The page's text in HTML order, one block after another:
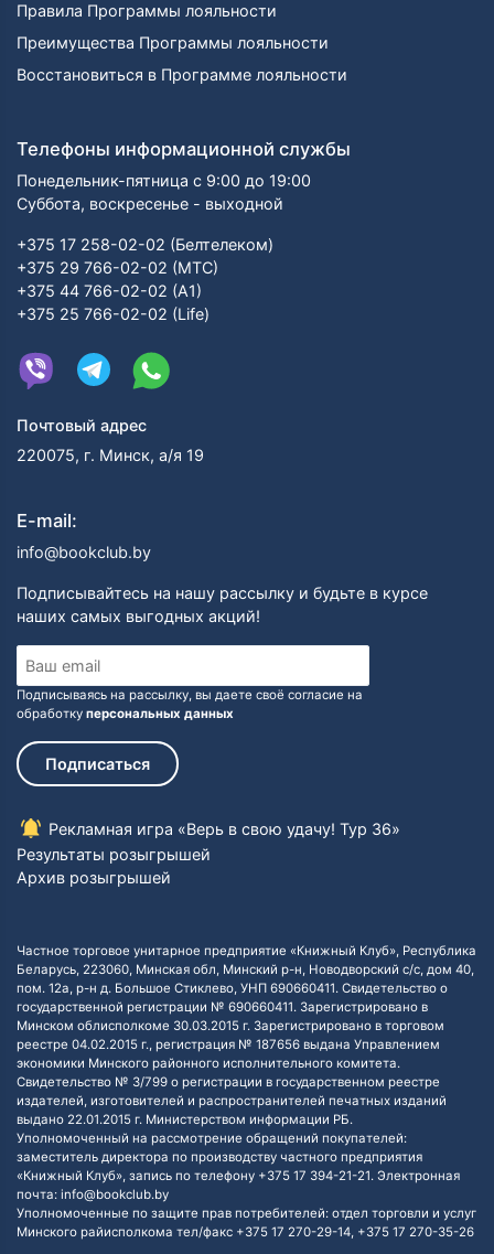
Правила Программы лояльности
Преимущества Программы лояльности
Восстановиться в Программе лояльности
Телефоны информационной службы
Понедельник-пятница с 9:00 до 19:00
Суббота, воскресенье - выходной
+375 17 258-02-02 (Белтелеком)
+375 29 766-02-02 (МТС)
+375 44 766-02-02 (А1)
+375 25 766-02-02 (Life)
Почтовый адрес
220075, г. Минск, а/я 19
E-mail:
info@bookclub.by
Подписывайтесь на нашу рассылку и будьте в курсе
наших самых выгодных акций!
Подписываясь на рассылку, вы даете своё согласие на
обработку персональных данных
Подписаться
Рекламная игра «Верь в свою удачу! Тур 36»
Результаты розыгрышей
Архив розыгрышей
Частное торговое унитарное предприятие «Книжный Клуб», Республика
Беларусь, 223060, Минская обл, Минский р-н, Новодворский с/с, дом 40,
пом. 12а, р-н д. Большое Стиклево, УНП 690660411. Свидетельство о
государственной регистрации № 690660411. Зарегистрировано в
Минском облисполкоме 30.03.2015 г. Зарегистрировано в торговом
реестре 04.02.2015 г., регистрация № 187656 выдана Управлением
экономики Минского районного исполнительного комитета.
Свидетельство № 3/799 о регистрации в государственном реестре
издателей, изготовителей и распространителей печатных изданий
выдано 22.01.2015 г. Министерством информации РБ.
Уполномоченный на рассмотрение обращений покупателей:
заместитель директора по производству частного предприятия
«Книжный Клуб», запись по телефону +375 17 394-21-21. Электронная
почта: info@bookclub.by
Уполномоченные по защите прав потребителей: отдел торговли и услуг
Минского райисполкома тел/факс +375 17 270-29-14, +375 17 270-35-26